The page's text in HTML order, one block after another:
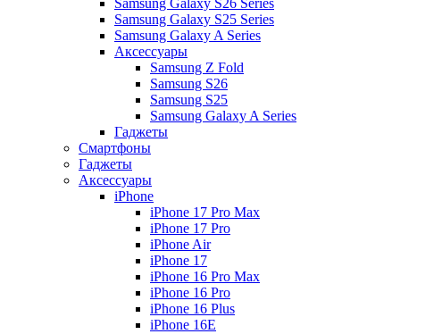
Samsung Galaxy S26 Series
Samsung Galaxy S25 Series
Samsung Galaxy A Series
Аксессуары
Samsung Z Fold
Samsung S26
Samsung S25
Samsung Galaxy A Series
Гаджеты
Смартфоны
Гаджеты
Аксессуары
iPhone
iPhone 17 Pro Max
iPhone 17 Pro
iPhone Air
iPhone 17
iPhone 16 Pro Max
iPhone 16 Pro
iPhone 16 Plus
iPhone 16E